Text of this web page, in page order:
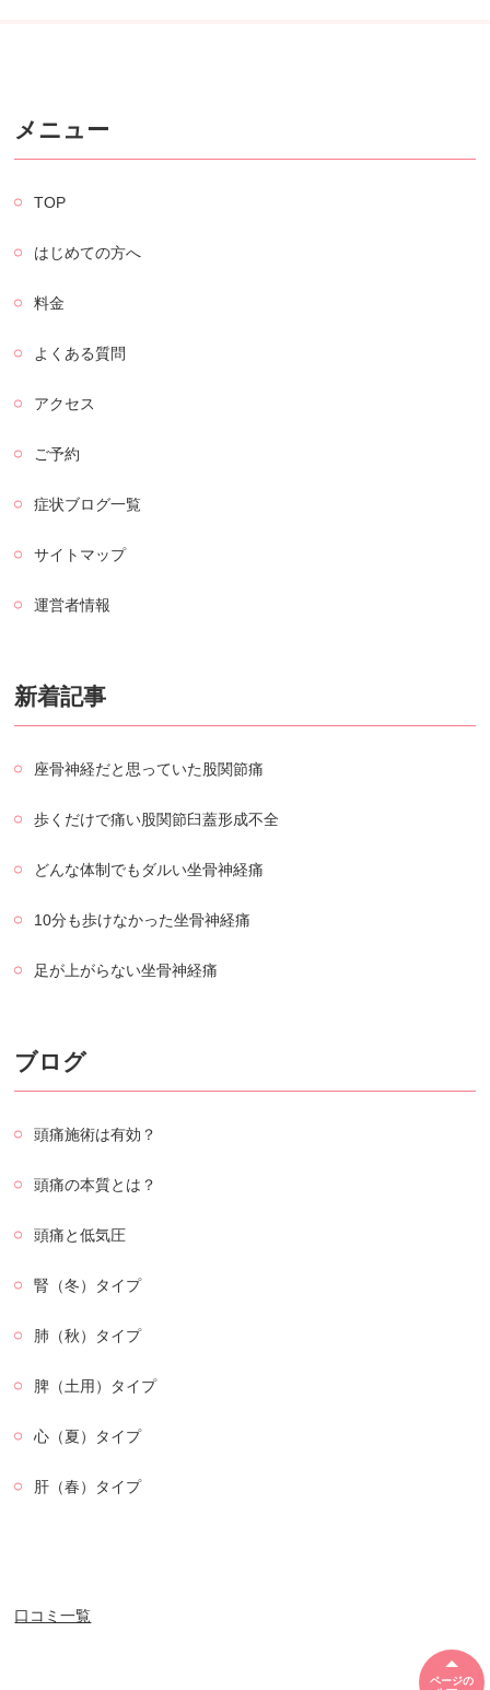
ページの
メニュー
TOP
はじめての方へ
料金
よくある質問
アクセス
ご予約
症状ブログ一覧
サイトマップ
運営者情報
新着記事
座骨神経だと思っていた股関節痛
歩くだけで痛い股関節臼蓋形成不全
どんな体制でもダルい坐骨神経痛
10分も歩けなかった坐骨神経痛
足が上がらない坐骨神経痛
ブログ
頭痛施術は有効？
頭痛の本質とは？
頭痛と低気圧
腎（冬）タイプ
肺（秋）タイプ
脾（土用）タイプ
心（夏）タイプ
肝（春）タイプ
口コミ一覧